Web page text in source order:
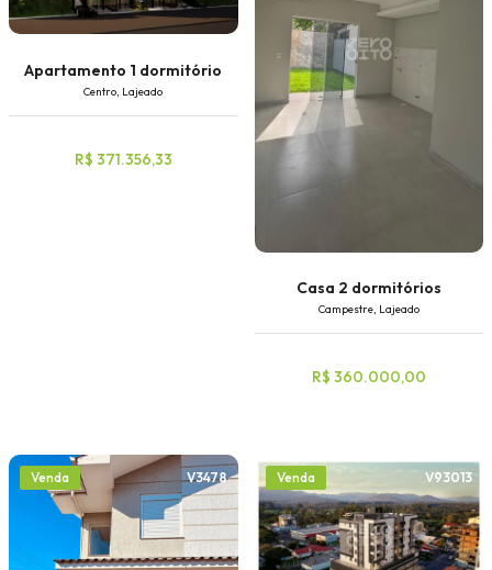
Apartamento 1 dormitório
Centro, Lajeado
R$ 371.356,33
Casa 2 dormitórios
Campestre, Lajeado
R$ 360.000,00
Venda V3478 Venda V93013